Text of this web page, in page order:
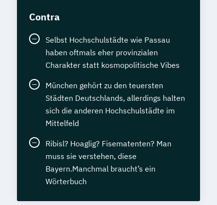
Contra
Selbst Hochschulstädte wie Passau
haben oftmals eher provinzialen
Charakter statt kosmopolitische Vibes
München gehört zu den teuersten
Städten Deutschlands, allerdings halten
sich die anderen Hochschulstädte im
Mittelfeld
Ribisl? Hoaglig? Fisematenten? Man
muss sie verstehen, diese
Bayern.Manchmal braucht’s ein
Wörterbuch